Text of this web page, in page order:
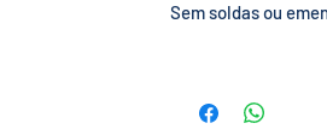
Sem soldas ou
tambores, galões